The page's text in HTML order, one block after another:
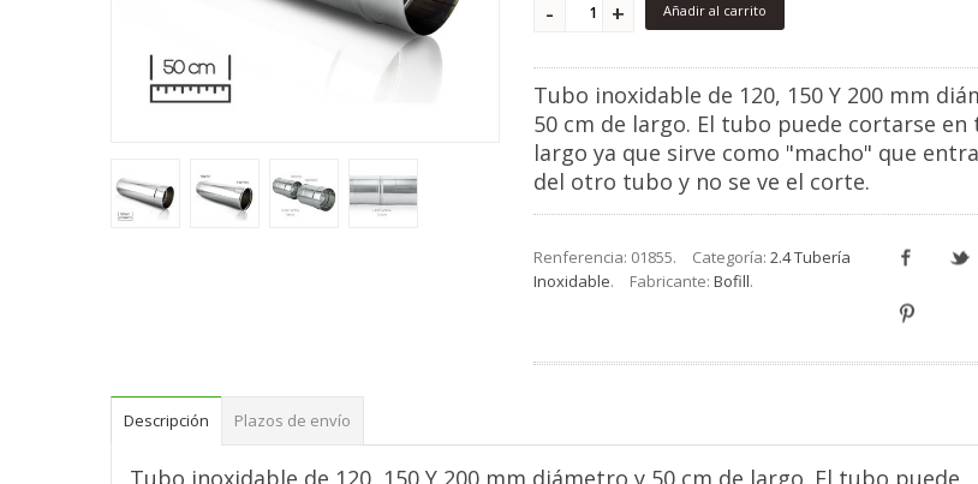
Añadir al carrito
Tubo inoxidable de 120, 150 Y 200 mm
50 cm de largo. El tubo puede cortarse en
largo ya que sirve como "macho" que
del otro tubo y no se ve el corte.
Renferencia: 01855. Categoría: 2.4 Tubería
Inoxidable. Fabricante: Bofill.
Descripción Plazos de envío
Tubo inoxidable de 120, 150 Y 200 mm diámetro y 50 cm de largo. El tubo puede